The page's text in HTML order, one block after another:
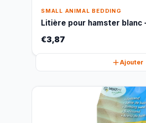
SMALL ANIMAL BEDDING
Litière pour hamster blanc
€3,87
Ajouter